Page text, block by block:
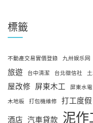
標籤
不動產交易實價登錄 九卅娱乐网
旅遊
台中清潔 台北徵信社
屋改修 屏東木工 屏東水電
木地板
打包機維修 打工度假
酒店 汽車貸款 泥